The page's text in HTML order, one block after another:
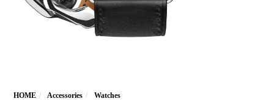
HOME Accessories Watches